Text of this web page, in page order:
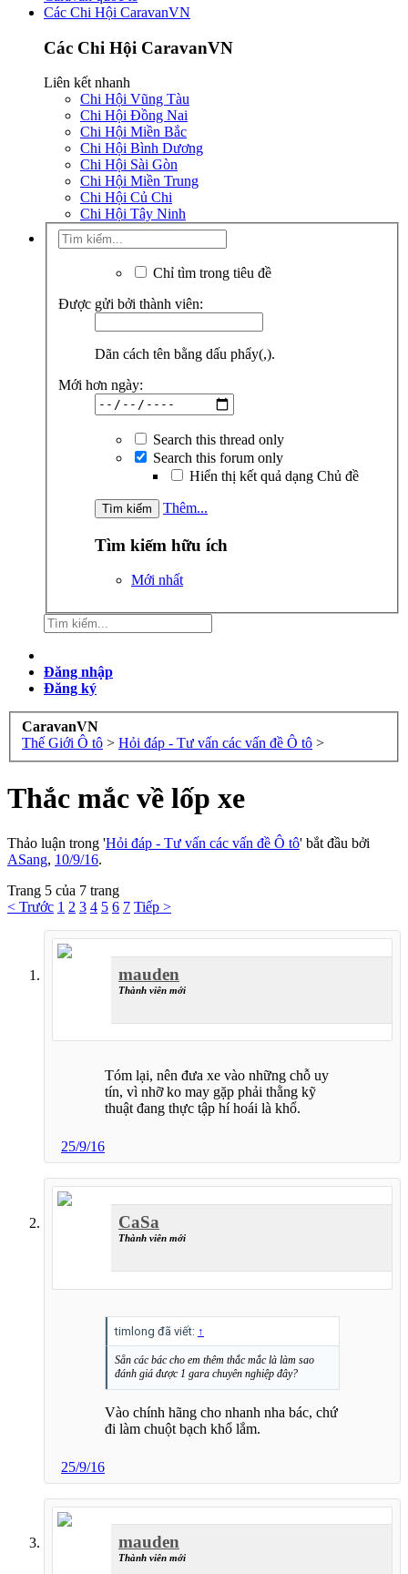
Các Chi Hội CaravanVN
Các Chi Hội CaravanVN
Liên kết nhanh
Chi Hội Vũng Tàu
Chi Hội Đồng Nai
Chi Hội Miền Bắc
Chi Hội Bình Dương
Chi Hội Sài Gòn
Chi Hội Miền Trung
Chi Hội Củ Chi
Chi Hội Tây Ninh
Chỉ tìm trong tiêu đề
Được gửi bởi thành viên:
Dãn cách tên bằng dấu phẩy(,).
Mới hơn ngày:
Search this thread only
Search this forum only
Hiển thị kết quả dạng Chủ đề
Thêm...
Tìm kiếm hữu ích
Mới nhất
Đăng nhập
Đăng ký
CaravanVN
Thế Giới Ô tô > Hỏi đáp - Tư vấn các vấn đề Ô tô >
Thắc mắc về lốp xe
Thảo luận trong 'Hỏi đáp - Tư vấn các vấn đề Ô tô' bắt đầu bởi
ASang, 10/9/16.
Trang 5 của 7 trang
< Trước 1 2 3 4 5 6 7 Tiếp >
mauden
Thành viên mới
Tóm lại, nên đưa xe vào những chỗ uy
tín, vì nhỡ ko may gặp phải thằng kỹ
thuật đang thực tập hí hoái là khổ.
25/9/16
CaSa
Thành viên mới
timlong đã viết: ↑
Sẵn các bác cho em thêm thắc mắc là làm sao
đánh giá được 1 gara chuyên nghiệp đây?
Vào chính hãng cho nhanh nha bác, chứ
đi làm chuột bạch khổ lắm.
25/9/16
mauden
Thành viên mới